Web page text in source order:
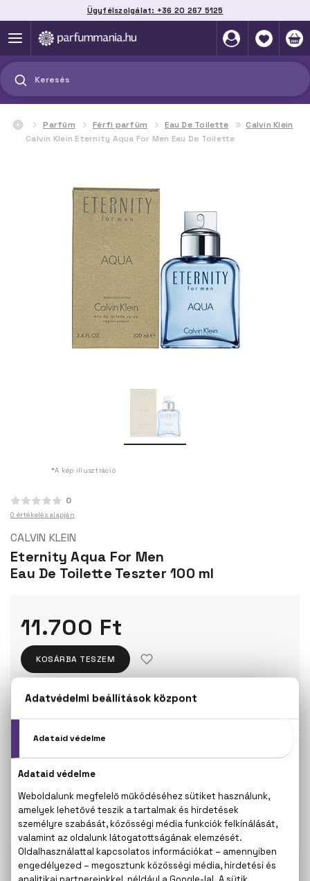
Ügyfélszolgálat: +36 20 267 5125
Keresés
Parfüm Férfi parfüm Eau De Toilette
Calvin Klein
Calvin Klein Eternity Aqua For Men Eau De Toilette
*A kép illusztráció
0
0 értékelés alapján
CALVIN KLEIN
Eternity Aqua For Men
Eau De Toilette Teszter 100 ml
11.700 Ft
KOSÁRBA TESZEM
Törzsvásárlóknak csak:11.115 Ft
Teszter 100 ml
100 ml
KAPCSOLÓDÓ TERMÉKEK
100% eredeti termékek,14 napos visszaküldési
garanciával